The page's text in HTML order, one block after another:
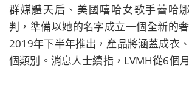
群媒體天后、美國嘻哈女歌手蕾哈
判，準備以她的名字成立一個全新的
2019年下半年推出，產品將涵蓋成衣
個類別。消息人士續指，LVMH從6個